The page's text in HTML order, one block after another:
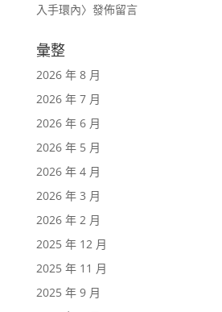
入手環內〉發佈留言
彙整
2026 年 8 月
2026 年 7 月
2026 年 6 月
2026 年 5 月
2026 年 4 月
2026 年 3 月
2026 年 2 月
2025 年 12 月
2025 年 11 月
2025 年 9 月